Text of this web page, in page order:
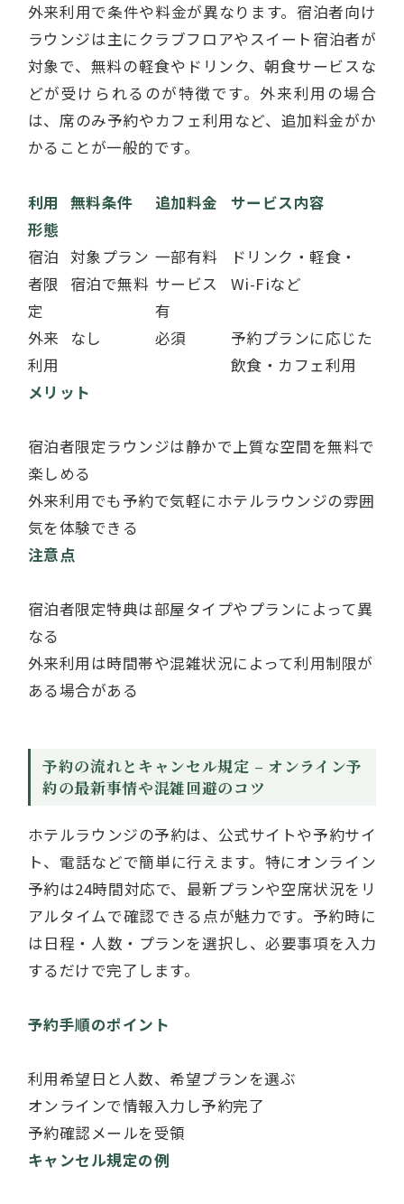
外来利用で条件や料金が異なります。宿泊者向け
ラウンジは主にクラブフロアやスイート宿泊者が
対象で、無料の軽食やドリンク、朝食サービスな
どが受けられるのが特徴です。外来利用の場合
は、席のみ予約やカフェ利用など、追加料金がか
かることが一般的です。
利用
形態
無料条件 追加料金 サービス内容
宿泊
者限
定
対象プラン
宿泊で無料
一部有料
サービス
有
ドリンク・軽食・
Wi-Fiなど
外来
利用
なし 必須
予約プランに応じた
飲食・カフェ利用
メリット
宿泊者限定ラウンジは静かで上質な空間を無料で
楽しめる
外来利用でも予約で気軽にホテルラウンジの雰囲
気を体験できる
注意点
宿泊者限定特典は部屋タイプやプランによって異
なる
外来利用は時間帯や混雑状況によって利用制限が
ある場合がある
予約の流れとキャンセル規定 – オンライン予
約の最新事情や混雑回避のコツ
ホテルラウンジの予約は、公式サイトや予約サイ
ト、電話などで簡単に行えます。特にオンライン
予約は24時間対応で、最新プランや空席状況をリ
アルタイムで確認できる点が魅力です。予約時に
は日程・人数・プランを選択し、必要事項を入力
するだけで完了します。
予約手順のポイント
利用希望日と人数、希望プランを選ぶ
オンラインで情報入力し予約完了
予約確認メールを受領
キャンセル規定の例